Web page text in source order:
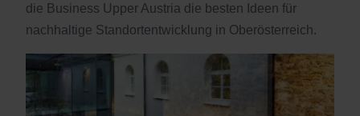
die Business Upper Austria die besten Ideen für
nachhaltige Standortentwicklung in Oberösterreich.